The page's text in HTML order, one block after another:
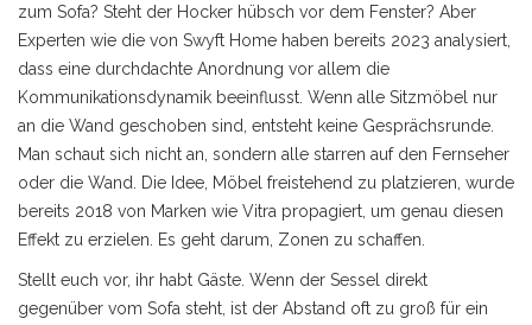
zum Sofa? Steht der Hocker hübsch vor dem Fenster? Aber
Experten wie die von Swyft Home haben bereits 2023 analysiert,
dass eine durchdachte Anordnung vor allem die
Kommunikationsdynamik beeinflusst. Wenn alle Sitzmöbel nur
an die Wand geschoben sind, entsteht keine Gesprächsrunde.
Man schaut sich nicht an, sondern alle starren auf den Fernseher
oder die Wand. Die Idee, Möbel freistehend zu platzieren, wurde
bereits 2018 von Marken wie Vitra propagiert, um genau diesen
Effekt zu erzielen. Es geht darum, Zonen zu schaffen.
Stellt euch vor, ihr habt Gäste. Wenn der Sessel direkt
gegenüber vom Sofa steht, ist der Abstand oft zu groß für ein